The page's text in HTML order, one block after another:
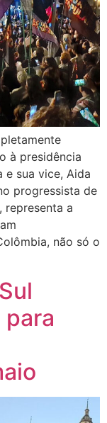
à presidência
e sua vice, Aida
progressista de
representa a
não só o